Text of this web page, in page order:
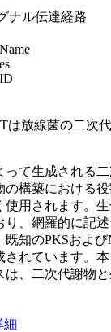
ナル伝達経路
は放線菌の二次
って生成される
の構築における
使用されます。
り、網羅的に記述
既知のPKSおよ
されています。
は、二次代謝物
細